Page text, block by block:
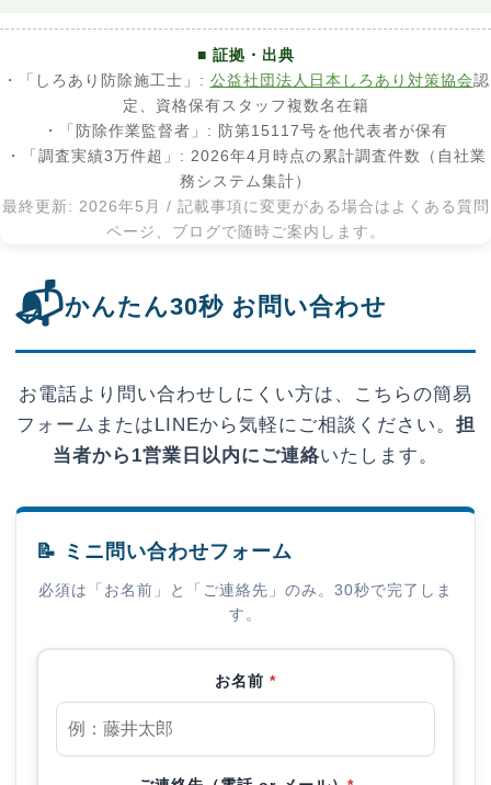
■ 証拠・出典
・「しろあり防除施工士」: 公益社団法人日本しろあり対策協会認
定、資格保有スタッフ複数名在籍
・「防除作業監督者」: 防第15117号を他代表者が保有
・「調査実績3万件超」: 2026年4月時点の累計調査件数（自社業
務システム集計）
最終更新: 2026年5月 / 記載事項に変更がある場合はよくある質問
ページ、ブログで随時ご案内します。
📬かんたん30秒 お問い合わせ
お電話より問い合わせしにくい方は、こちらの簡易
フォームまたはLINEから気軽にご相談ください。 担
当者から1営業日以内にご連絡いたします。
📝 ミニ問い合わせフォーム
必須は「お名前」と「ご連絡先」のみ。30秒で完了しま
す。
お名前 *